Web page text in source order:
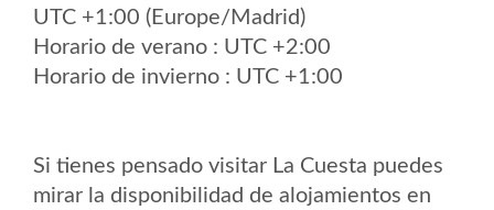
UTC +1:00 (Europe/Madrid)
Horario de verano : UTC +2:00
Horario de invierno : UTC +1:00
Si tienes pensado visitar La Cuesta puedes
mirar la disponibilidad de alojamientos en